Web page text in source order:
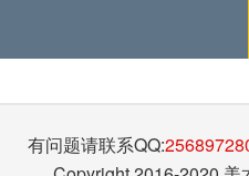
有问题请联系QQ: